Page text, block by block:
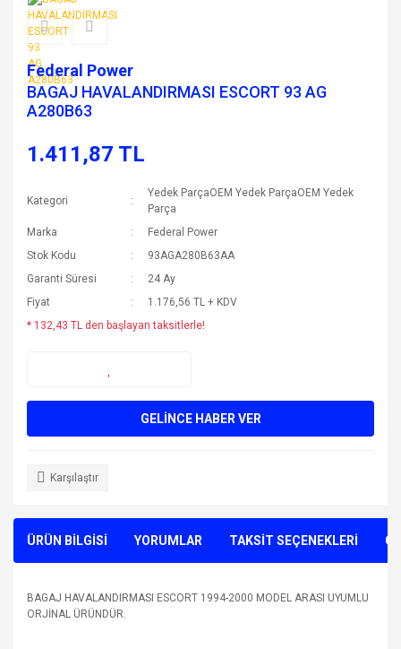
Federal Power
BAGAJ HAVALANDIRMASI ESCORT 93 AG
A280B63
1.411,87 TL
Kategori
Yedek ParçaOEM Yedek ParçaOEM Yedek
Parça
Marka
Federal Power
Stok Kodu
93AGA280B63AA
Garanti Süresi
24 Ay
Fiyat
1.176,56 TL + KDV
* 132,43 TL den başlayan taksitlerle!
GELİNCE HABER VER
Karşılaştır
ÜRÜN BİLGİSİ YORUMLAR TAKSİT SEÇENEKLERİ
BAGAJ HAVALANDIRMASI ESCORT 1994-2000 MODEL ARASI UYUMLU
ORJİNAL ÜRÜNDÜR.